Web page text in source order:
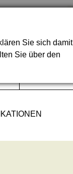
Sie sich damit
Sie über den